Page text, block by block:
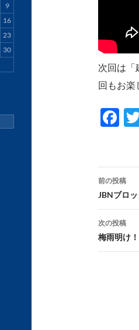
次回は
回もお楽
F
b
o
o
k
投
稿
ナ
ビ
前の投稿
JBNブロ
次の投稿
梅雨明け！
9
16
23
30